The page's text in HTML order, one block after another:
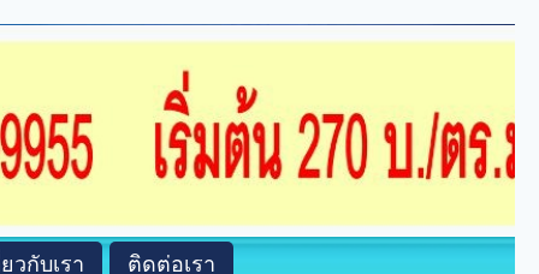
ยวกับเรา ติดต่อเรา